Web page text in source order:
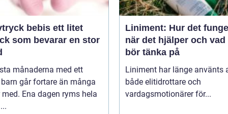
bebis ett litet
som bevarar en stor
månaderna med ett
går fortare än många
Ena dagen ryms hela
Liniment: Hur det
när det hjälper och vad
bör tänka på
Liniment har länge använts
både elitidrottare och
vardagsmotionärer för...